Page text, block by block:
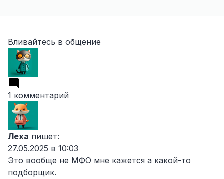
Вливайтесь в общение
1 комментарий
Леха пишет:
27.05.2025 в 10:03
Это вообще не МФО мне кажется а какой-то
подборщик.